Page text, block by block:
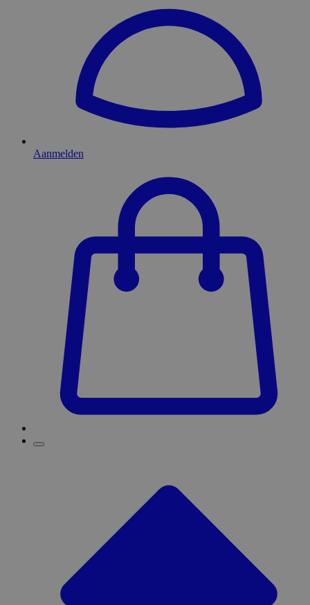
Aanmelden